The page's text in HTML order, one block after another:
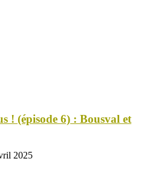
! (épisode 6) : Bousval et
2025